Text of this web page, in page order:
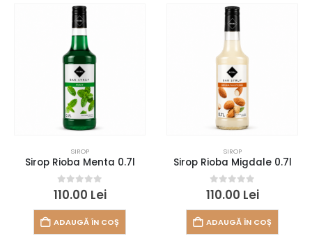
SIROP
Sirop Rioba Menta 0.7l
0 out of 5
110.00 Lei
ADAUGĂ ÎN COȘ
SIROP
Sirop Rioba Migdale 0.7l
0 out of 5
110.00 Lei
ADAUGĂ ÎN COȘ